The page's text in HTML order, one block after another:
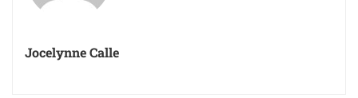
Jocelynne Calle